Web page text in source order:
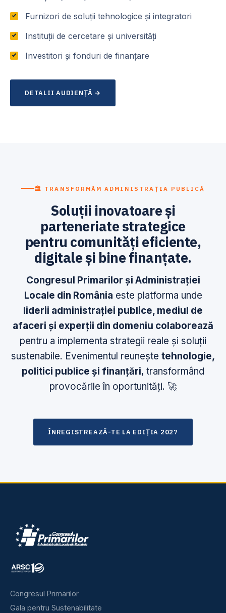
Furnizori de soluții tehnologice și integratori
Instituții de cercetare și universități
Investitori și fonduri de finanțare
DETALII AUDIENȚĂ →
🏛 TRANSFORMĂM ADMINISTRAȚIA PUBLICĂ
Soluții inovatoare și
parteneriate strategice
pentru comunități eficiente,
digitale și bine finanțate.
Congresul Primarilor și Administrației
Locale din România este platforma unde
liderii administrației publice, mediul de
afaceri și experții din domeniu colaborează
pentru a implementa strategii reale și soluții
sustenabile. Evenimentul reunește tehnologie,
politici publice și finanțări, transformând
provocările în oportunități. 🚀
ÎNREGISTREAZĂ-TE LA EDIȚIA 2027
Congresul Primarilor
Gala pentru Sustenabilitate